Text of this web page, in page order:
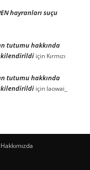
hayranları suçu
tutumu hakkında
için Kırmızı
tutumu hakkında
için laowai_
Hakkımızda